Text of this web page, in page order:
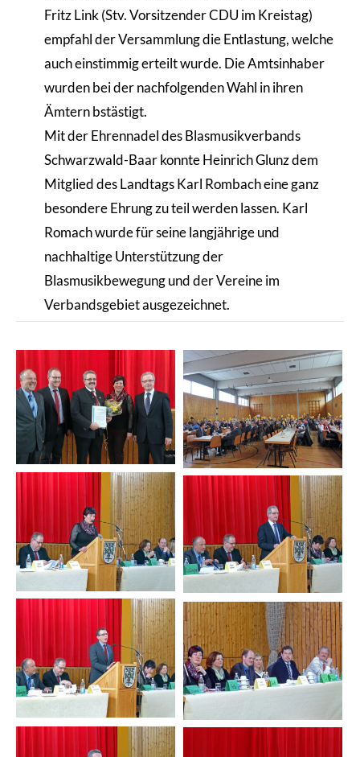
Fritz Link (Stv. Vorsitzender CDU im Kreistag)
empfahl der Versammlung die Entlastung, welche
auch einstimmig erteilt wurde. Die Amtsinhaber
wurden bei der nachfolgenden Wahl in ihren
Ämtern bstästigt.
Mit der Ehrennadel des Blasmusikverbands
Schwarzwald-Baar konnte Heinrich Glunz dem
Mitglied des Landtags Karl Rombach eine ganz
besondere Ehrung zu teil werden lassen. Karl
Romach wurde für seine langjährige und
nachhaltige Unterstützung der
Blasmusikbewegung und der Vereine im
Verbandsgebiet ausgezeichnet.